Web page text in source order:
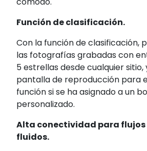
Función de clasificación.
Con la función de clasificación,
las fotografías grabadas con
5 estrellas desde cualquier sitio,
pantalla de reproducción para
función si se ha asignado a un
personalizado.
Alta conectividad para
fluidos.